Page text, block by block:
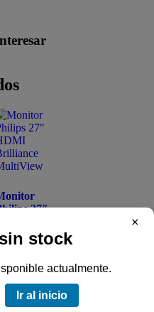
27″
Brilliance
MultiView
Código SKU:
524427001
×
stock
actualmente.
Ir al inicio